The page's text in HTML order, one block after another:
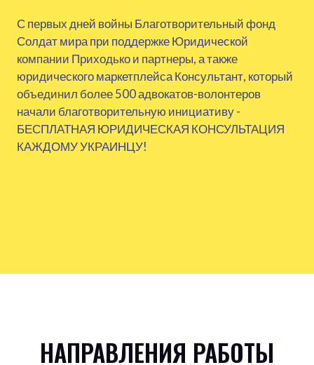
С первых дней войны Благотворительный фонд
Солдат мира при поддержке Юридической
компании Приходько и партнеры, а также
юридического маркетплейса Консультант, который
объединил более 500 адвокатов-волонтеров
начали благотворительную инициативу -
БЕСПЛАТНАЯ ЮРИДИЧЕСКАЯ КОНСУЛЬТАЦИЯ
КАЖДОМУ УКРАИНЦУ!
НАПРАВЛЕНИЯ РАБОТЫ